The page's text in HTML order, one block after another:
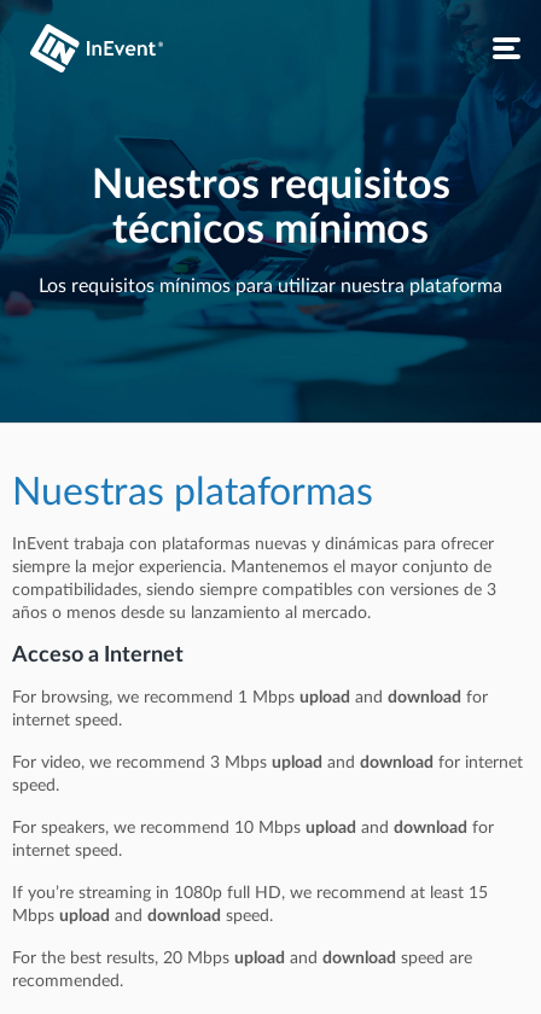
Nuestros requisitos
técnicos mínimos
Los requisitos mínimos para utilizar nuestra plataforma
Nuestras plataformas
InEvent trabaja con plataformas nuevas y dinámicas para ofrecer
siempre la mejor experiencia. Mantenemos el mayor conjunto de
compatibilidades, siendo siempre compatibles con versiones de 3
años o menos desde su lanzamiento al mercado.
Acceso a Internet
For browsing, we recommend 1 Mbps upload and download for
internet speed.
For video, we recommend 3 Mbps upload and download for internet
speed.
For speakers, we recommend 10 Mbps upload and download for
internet speed.
If you’re streaming in 1080p full HD, we recommend at least 15
Mbps upload and download speed.
For the best results, 20 Mbps upload and download speed are
recommended.